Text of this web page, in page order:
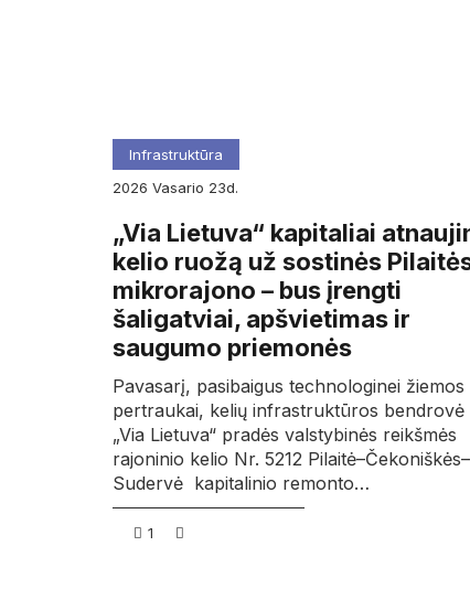
Infrastruktūra
2026
vasario 23d.
„Via Lietuva“ kapitaliai
kelio ruožą už sostinės
mikrorajono – bus įrengti
šaligatviai, apšvietimas ir
saugumo priemonės
Pavasarį, pasibaigus technologinei žiemos
pertraukai, kelių infrastruktūros bendrovė
„Via Lietuva“ pradės valstybinės reikšmės
rajoninio kelio Nr. 5212 Pilaitė–Čekoniškės–
Sudervė kapitalinio remonto…
1